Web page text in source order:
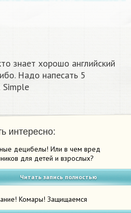
знает хорошо английский
Надо напесать 5
Simple
интересно:
децибелы! Или в чем вред
для детей и взрослых?
Читать запись полностью
Комары! Защищаемся